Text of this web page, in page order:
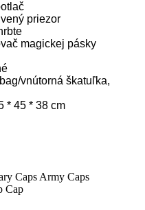
priezor
magickej pásky
vnútorná škatuľka,
* 45 * 38 cm